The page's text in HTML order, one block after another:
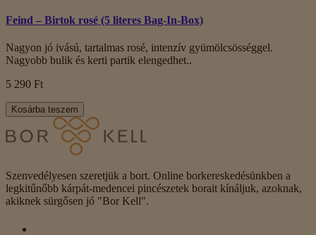
Feind – Birtok rosé (5 literes Bag-In-Box)
Nagyon jó ivású, tartalmas rosé, intenzív gyümölcsösséggel.
Nagyobb bulik és kerti partik elengedhet..
5 290 Ft
Kosárba teszem
Szenvedélyesen szeretjük a bort. Online borkereskedésünkben a
legkitűnőbb kárpát-medencei pincészetek borait kínáljuk, azoknak,
akiknek sürgősen jó "Bor Kell".